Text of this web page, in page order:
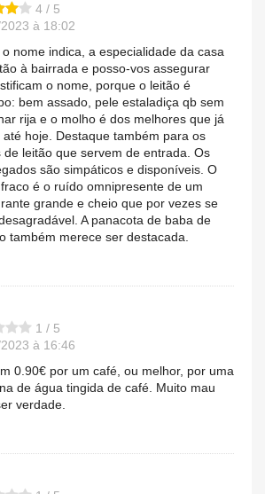
4 / 5
à 18:02
nome indica, a especialidade da casa
à bairrada e posso-vos assegurar
o nome, porque o leitão é
bem assado, pele estaladiça qb sem
rija e o molho é dos melhores que já
até hoje. Destaque também para os
de leitão que servem de entrada. Os
são simpáticos e disponíveis. O
é o ruído omnipresente de um
grande e cheio que por vezes se
A panacota de baba de
também merece ser destacada.
1 / 5
à 16:46
0.90€ por um café, ou melhor, por uma
de água tingida de café. Muito mau
verdade.